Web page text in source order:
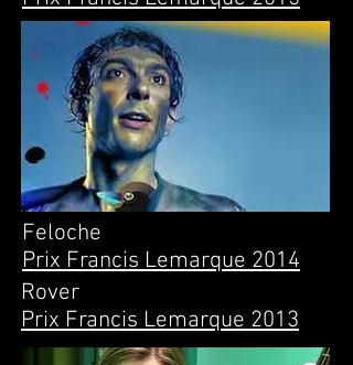
Feloche
Prix Francis Lemarque 2014
Rover
Prix Francis Lemarque 2013